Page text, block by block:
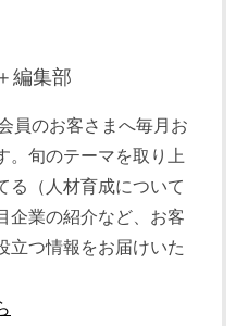
編集部
員のお客さまへ毎月お
。旬のテーマを取り上
る（人材育成について
企業の紹介など、お客
立つ情報をお届けいた